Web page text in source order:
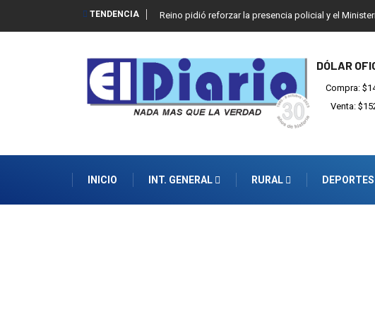
TENDENCIA Reino pidió reforzar la presencia policial y el
DÓLAR
Compra:
Venta:
INICIO INT. GENERAL RURAL DEPORTES